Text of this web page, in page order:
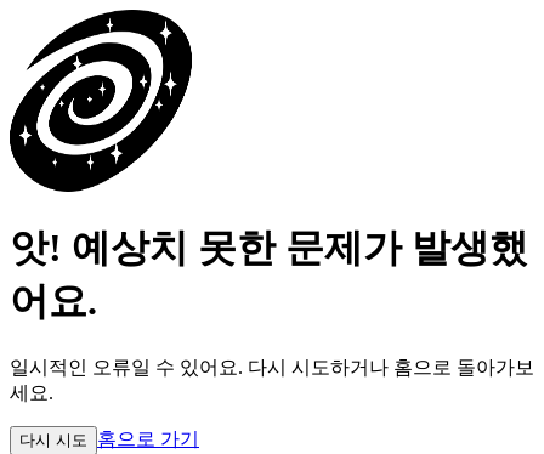
앗! 예상치 못한 문제가 발생했
어요.
일시적인 오류일 수 있어요. 다시 시도하거나 홈으로 돌아가보
세요.
다시 시도 홈으로 가기